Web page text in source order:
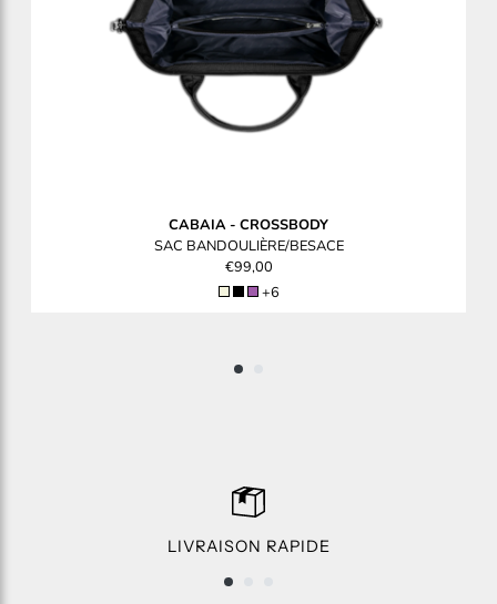
CABAIA- CROSSBODY
SAC BANDOULIÈRE/BESACE
€99,00
+6
LIVRAISON RAPIDE